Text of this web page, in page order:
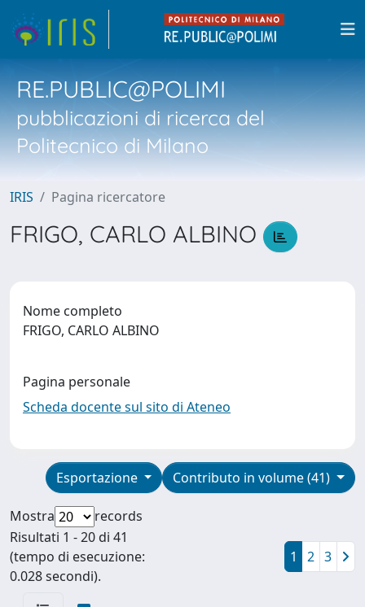
RE.PUBLIC@POLIMI
pubblicazioni di ricerca del
Politecnico di Milano
IRIS Pagina ricercatore
FRIGO, CARLO ALBINO
Nome completo
FRIGO, CARLO ALBINO
Pagina personale
Scheda docente sul sito di Ateneo
Contributo in volume (41)
Esportazione
Mostra
records
Risultati 1 - 20 di 41
(tempo di esecuzione:
0.028 secondi).
1 2 3